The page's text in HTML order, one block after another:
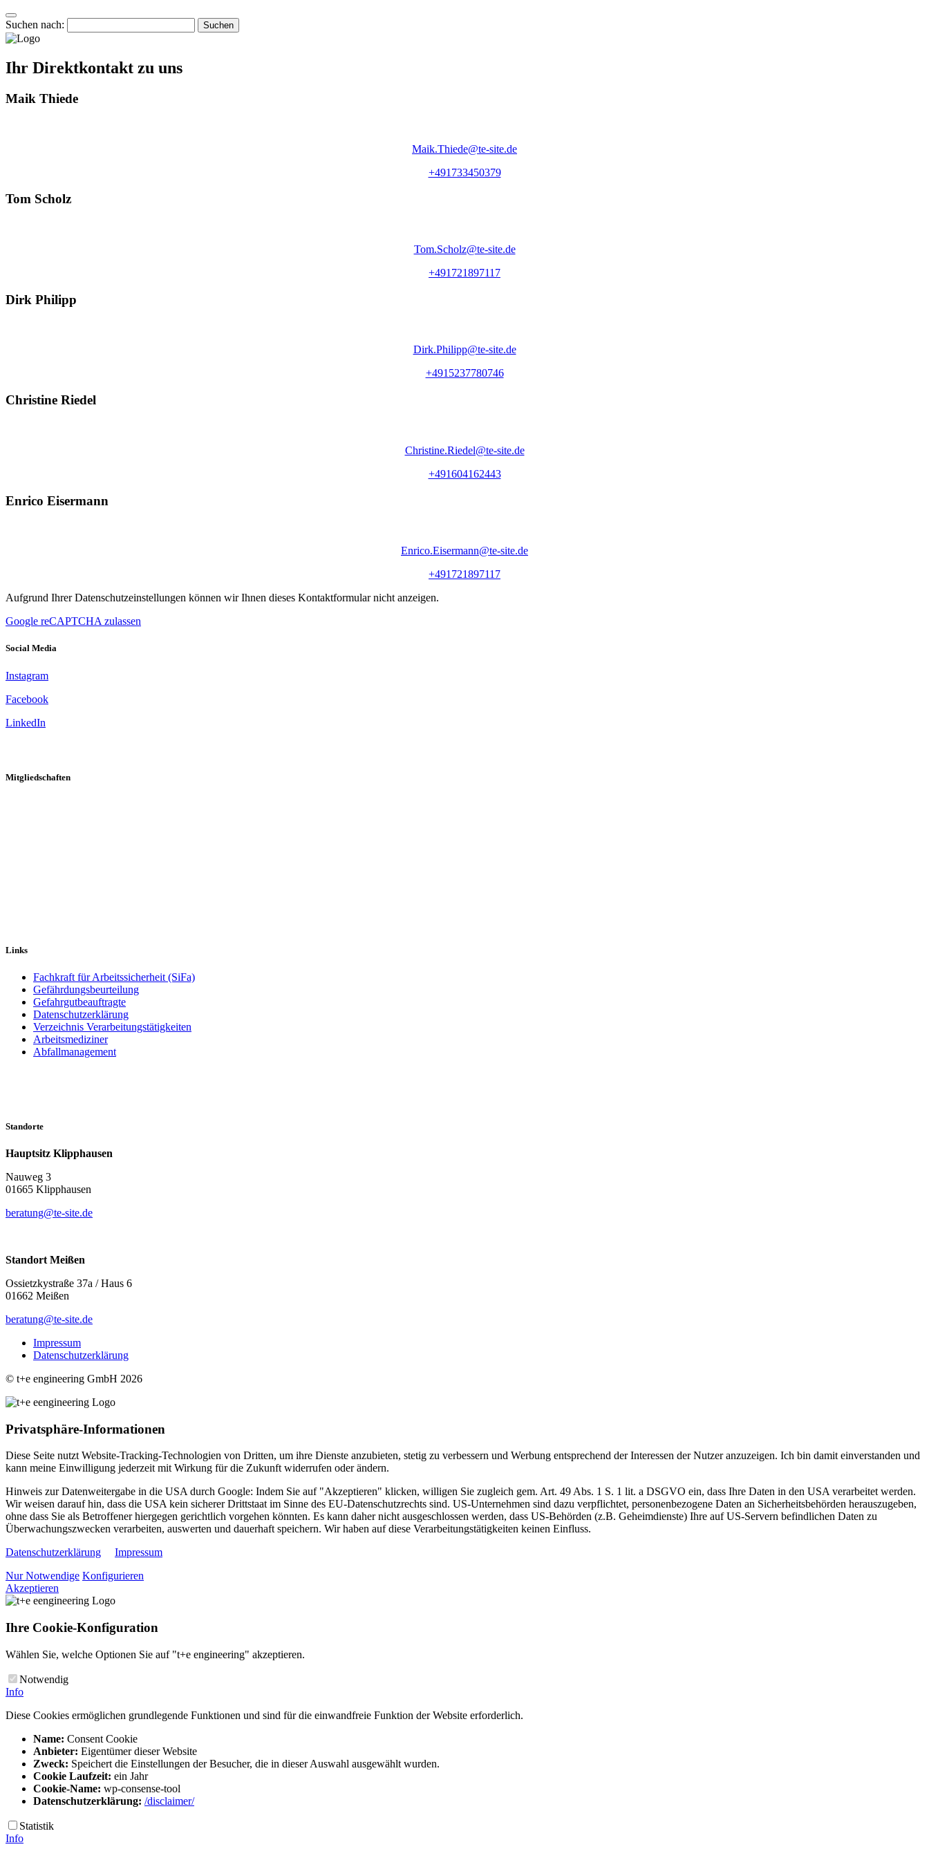
Suchen nach:
Ihr Direktkontakt zu uns
Maik Thiede
Maik.Thiede@te-site.de
+491733450379
Tom Scholz
Tom.Scholz@te-site.de
+491721897117
Dirk Philipp
Dirk.Philipp@te-site.de
+4915237780746
Christine Riedel
Christine.Riedel@te-site.de
+491604162443
Enrico Eisermann
Enrico.Eisermann@te-site.de
+491721897117
Aufgrund Ihrer Datenschutzeinstellungen können wir Ihnen dieses Kontaktformular nicht anzeigen.
Google reCAPTCHA zulassen
Social Media
Instagram
Facebook
LinkedIn
Mitgliedschaften
Links
Fachkraft für Arbeitssicherheit (SiFa)
Gefährdungsbeurteilung
Gefahrgutbeauftragte
Datenschutzerklärung
Verzeichnis Verarbeitungstätigkeiten
Arbeitsmediziner
Abfallmanagement
Standorte
Hauptsitz Klipphausen
Nauweg 3
01665 Klipphausen
beratung@te-site.de
Standort Meißen
Ossietzkystraße 37a / Haus 6
01662 Meißen
beratung@te-site.de
Impressum
Datenschutzerklärung
© t+e engineering GmbH 2026
Privatsphäre-Informationen
Diese Seite nutzt Website-Tracking-Technologien von Dritten, um ihre Dienste anzubieten, stetig zu verbessern und Werbung entsprechend der Interessen der Nutzer anzuzeigen. Ich bin damit einverstanden und
kann meine Einwilligung jederzeit mit Wirkung für die Zukunft widerrufen oder ändern.
Hinweis zur Datenweitergabe in die USA durch Google: Indem Sie auf "Akzeptieren" klicken, willigen Sie zugleich gem. Art. 49 Abs. 1 S. 1 lit. a DSGVO ein, dass Ihre Daten in den USA verarbeitet werden.
Wir weisen darauf hin, dass die USA kein sicherer Drittstaat im Sinne des EU-Datenschutzrechts sind. US-Unternehmen sind dazu verpflichtet, personenbezogene Daten an Sicherheitsbehörden herauszugeben,
ohne dass Sie als Betroffener hiergegen gerichtlich vorgehen könnten. Es kann daher nicht ausgeschlossen werden, dass US-Behörden (z.B. Geheimdienste) Ihre auf US-Servern befindlichen Daten zu
Überwachungszwecken verarbeiten, auswerten und dauerhaft speichern. Wir haben auf diese Verarbeitungstätigkeiten keinen Einfluss.
Datenschutzerklärung
Impressum
Nur Notwendige Konfigurieren
Akzeptieren
Ihre Cookie-Konfiguration
Wählen Sie, welche Optionen Sie auf "t+e engineering" akzeptieren.
Notwendig
Info
Diese Cookies ermöglichen grundlegende Funktionen und sind für die einwandfreie Funktion der Website erforderlich.
Name: Consent Cookie
Anbieter: Eigentümer dieser Website
Zweck: Speichert die Einstellungen der Besucher, die in dieser Auswahl ausgewählt wurden.
Cookie Laufzeit: ein Jahr
Cookie-Name: wp-consense-tool
Datenschutzerklärung: /disclaimer/
Statistik
Info